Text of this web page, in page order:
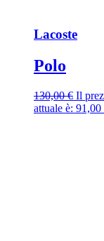
Lacoste
Polo
130,00€ Il
attuale è: 91,00